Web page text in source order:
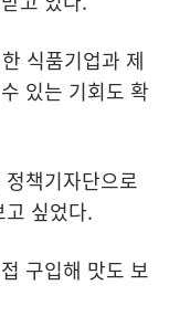
식품기업과 제
있는 기회도 확
책기자단으로
싶었다.
구입해 맛도 보